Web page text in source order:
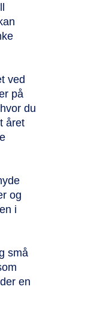
ved
på
du
året
og
i
små
en